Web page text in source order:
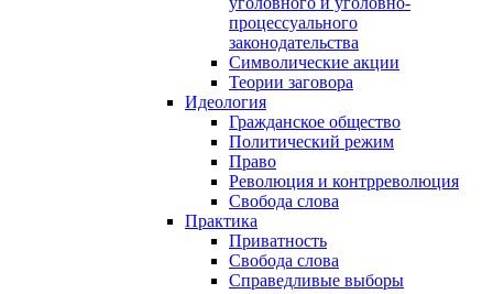
процессуального
законодательства
Символические акции
Теории заговора
Идеология
Гражданское общество
Политический режим
Право
Революция и контрреволюция
Свобода слова
Практика
Приватность
Свобода слова
Справедливые выборы